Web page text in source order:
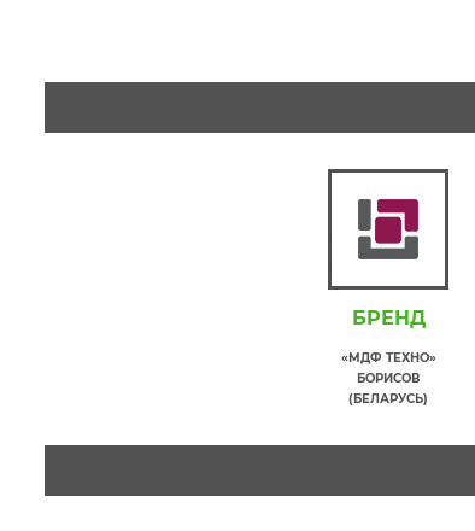
БРЕНД
«МДФ ТЕХНО»
БОРИСОВ
(БЕЛАРУСЬ)